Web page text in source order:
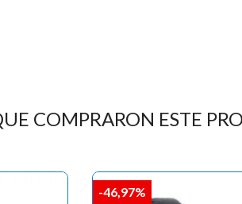
COMPRARON ESTE
-46,97%